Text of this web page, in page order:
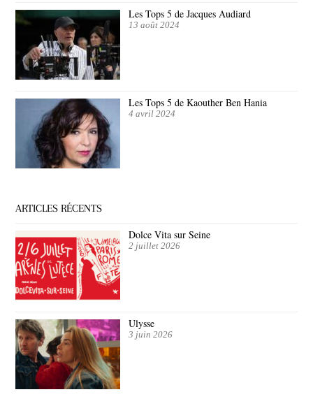
Les Tops 5 de Jacques Audiard
13 août 2024
Les Tops 5 de Kaouther Ben Hania
4 avril 2024
ARTICLES RÉCENTS
Dolce Vita sur Seine
2 juillet 2026
Ulysse
3 juin 2026